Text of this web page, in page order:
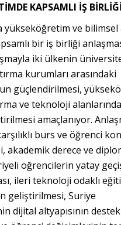
KAPSAMLI İŞ BİRLİĞİ
yükseköğretim ve bilimsel
bir iş birliği
iki ülkenin
kurumları arasındaki
güçlendirilmesi,
ve teknoloji
amaçlanıyor.
burs ve öğrenci
akademik derece ve
öğrencilerin yatay
ileri teknoloji odaklı
geliştirilmesi, Suriye
dijital altyapısının